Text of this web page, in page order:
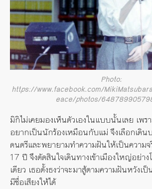
Photo:
https://www.facebook.com/
eace/photos/
มิกิไม่เคยมองเห็นตัวเองในแบบนั้นเลย เพ
อยากเป็นนักร้องเหมือนกับแม่ จึงเลือกเดิน
ดนตรีและพยายามทำความฝันให้เป็นความจ
17 ปี จึงตัดสินใจเดินทางเข้าเมืองใหญ่อย่าง
เดียว เธอตั้งธงว่าจะมาสู้ตามความฝันหวังเ
มีชื่อเสียงให้ได้